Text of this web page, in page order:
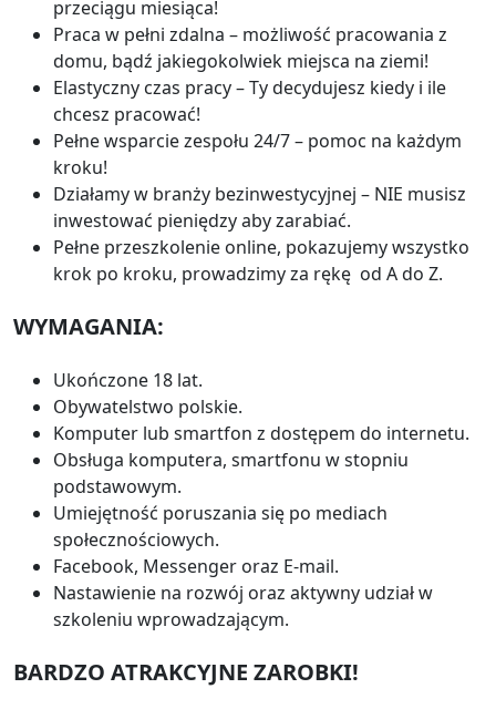
przeciągu miesiąca!
Praca w pełni zdalna – możliwość pracowania z
domu, bądź jakiegokolwiek miejsca na ziemi!
Elastyczny czas pracy – Ty decydujesz kiedy i ile
chcesz pracować!
Pełne wsparcie zespołu 24/7 – pomoc na każdym
kroku!
Działamy w branży bezinwestycyjnej – NIE musisz
inwestować pieniędzy aby zarabiać.
Pełne przeszkolenie online, pokazujemy wszystko
krok po kroku, prowadzimy za rękę od A do Z.
WYMAGANIA:
Ukończone 18 lat.
Obywatelstwo polskie.
Komputer lub smartfon z dostępem do internetu.
Obsługa komputera, smartfonu w stopniu
podstawowym.
Umiejętność poruszania się po mediach
społecznościowych.
Facebook, Messenger oraz E-mail.
Nastawienie na rozwój oraz aktywny udział w
szkoleniu wprowadzającym.
BARDZO ATRAKCYJNE ZAROBKI!